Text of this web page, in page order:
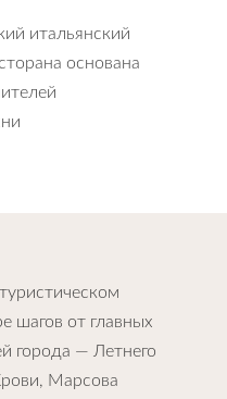
итальянский
основана
шагов от главных
города — Летнего
Марсова